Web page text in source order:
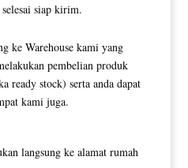
selesai siap kirim.
ke Warehouse kami yang
pembelian produk
ready stock) serta anda dapat
kami juga.
langsung ke alamat rumah